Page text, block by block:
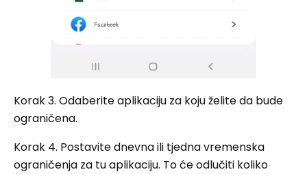
Korak 3. Odaberite aplikaciju za koju želite da bude
ograničena.
Korak 4. Postavite dnevna ili tjedna vremenska
ograničenja za tu aplikaciju. To će odlučiti koliko